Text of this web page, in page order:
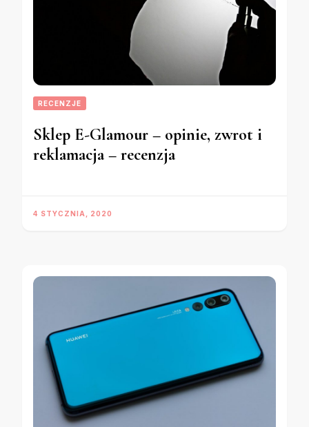
RECENZJE
Sklep E-Glamour – opinie, zwrot i
reklamacja – recenzja
4 STYCZNIA, 2020